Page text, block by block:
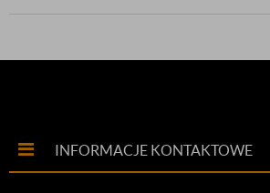
INFORMACJE KONTAKTOWE